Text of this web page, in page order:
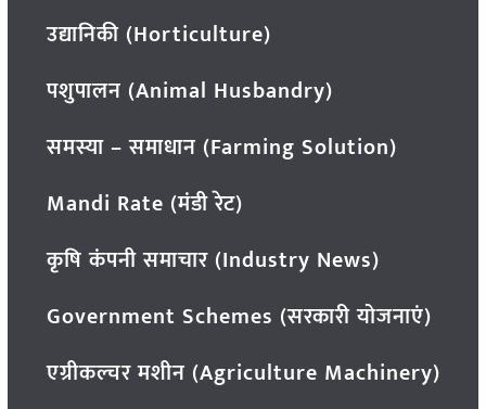
उद्यानिकी (Horticulture)
पशुपालन (Animal Husbandry)
समस्या – समाधान (Farming Solution)
Mandi Rate (मंडी रेट)
कृषि कंपनी समाचार (Industry News)
Government Schemes (सरकारी योजनाएं)
एग्रीकल्चर मशीन (Agriculture Machinery)